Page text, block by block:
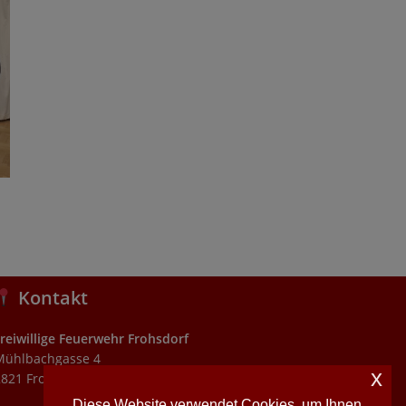
Kontakt
Feuerwehr Frohsdorf
4
Frohsdorf
x